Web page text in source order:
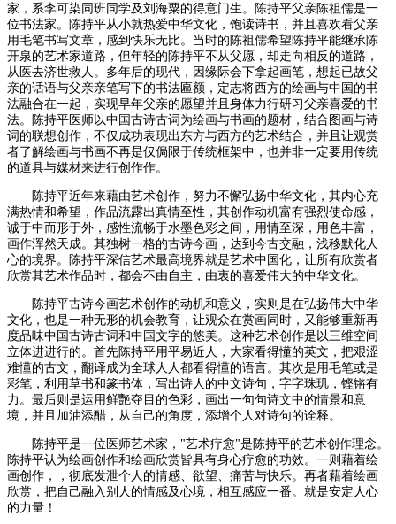
家，系李可染同班同学及刘海粟的得意门生。陈持平父亲陈祖儒是一
位书法家。陈持平从小就热爱中华文化，饱读诗书，并且喜欢看父亲
用毛笔书写文章，感到快乐无比。当时的陈祖儒希望陈持平能继承陈
开泉的艺术家道路，但年轻的陈持平不从父愿，却走向相反的道路，
从医去济世救人。多年后的现代，因缘际会下拿起画笔，想起已故父
亲的话语与父亲亲笔写下的书法匾额，定志将西方的绘画与中国的书
法融合在一起，实现早年父亲的愿望并且身体力行研习父亲喜爱的书
法。陈持平医师以中国古诗古词为绘画与书画的题材，结合图画与诗
词的联想创作，不仅成功表现出东方与西方的艺术结合，并且让观赏
者了解绘画与书画不再是仅侷限于传统框架中，也并非一定要用传统
的道具与媒材来进行创作作。
陈持平近年来藉由艺术创作，努力不懈弘扬中华文化，其内心充
满热情和希望，作品流露出真情至性，其创作动机富有强烈使命感，
诚于中而形于外，感性流畅于水墨色彩之间，用情至深，用色丰富，
画作浑然天成。其独树一格的古诗今画，达到今古交融，浅移默化人
心的境界。陈持平深信艺术最高境界就是艺术中国化，让所有欣赏者
欣赏其艺术作品时，都会不由自主，由衷的喜爱伟大的中华文化。
陈持平古诗今画艺术创作的动机和意义，实则是在弘扬伟大中华
文化，也是一种无形的机会教育，让观众在赏画同时，又能够重新再
度品味中国古诗古词和中国文字的悠美。这种艺术创作是以三维空间
立体进进行的。首先陈持平用平易近人，大家看得懂的英文，把艰涩
难懂的古文，翻译成为全球人人都看得懂的语言。其次是用毛笔或是
彩笔，利用草书和篆书体，写出诗人的中文诗句，字字珠玑，铿锵有
力。最后则是运用鲜艷夺目的色彩，画出一句句诗文中的情景和意
境，并且加油添醋，从自己的角度，添增个人对诗句的诠释。
陈持平是一位医师艺术家，"艺术疗愈"是陈持平的艺术创作理念。
陈持平认为绘画创作和绘画欣赏皆具有身心疗愈的功效。一则藉着绘
画创作，，彻底发泄个人的情感、欲望、痛苦与快乐。再者藉着绘画
欣赏，把自己融入别人的情感及心境，相互感应一番。就是安定人心
的力量！